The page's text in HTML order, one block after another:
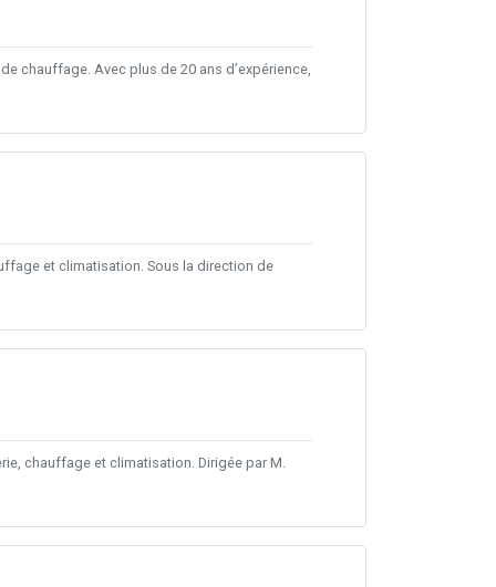
chauffage. Avec plus de 20 ans d’expérience,
et climatisation. Sous la direction de
chauffage et climatisation. Dirigée par M.